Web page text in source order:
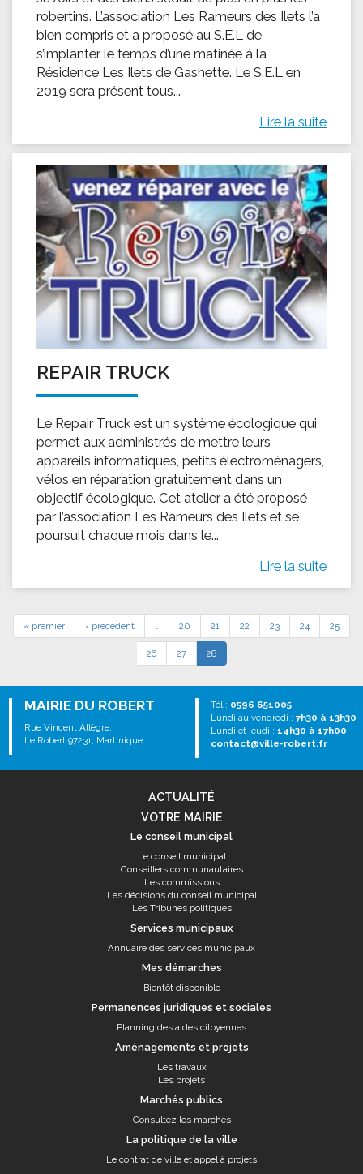
robertins. L’association Les Rameurs des Ilets l’a
bien compris et a proposé au S.E.L de
s’implanter le temps d’une matinée à la
Résidence Les Ilets de Gashette. Le S.E.L en
2019 sera présent tous...
Lire la suite
REPAIR TRUCK
Le Repair Truck est un système écologique qui
permet aux administrés de mettre leurs
appareils informatiques, petits électroménagers,
vélos en réparation gratuitement dans un
objectif écologique. Cet atelier a été proposé
par l’association Les Rameurs des Ilets et se
poursuit chaque mois dans le...
Lire la suite
« premier ‹ précédent … 20 21 22 23 24 25
26 27 28
MAIRIE DU ROBERT
Rue Vincent Allègre,
Le Robert 97231, Martinique
Tél : 0596 651005
Lundi au vendredi : 7h30 à 13h30
Lundi et jeudi : 14h30 à 17h00
contact@ville-robert.fr
ACTUALITÉ
VOTRE MAIRIE
Le conseil municipal
Le conseil municipal
Conseillers communautaires
Les commissions
Les décisions du conseil municipal
Les Tribunes politiques
Services municipaux
Annuaire des services municipaux
Mes démarches
Bientôt disponible
Permanences juridiques et sociales
Planning des aides citoyennes
Aménagements et projets
Les travaux
Les projets
Marchés publics
Consultez les marchés
La politique de la ville
Le contrat de ville et appel à projets